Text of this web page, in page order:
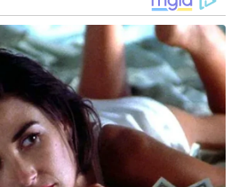
എസ്.എച്ച്.ഒ. ടി.പി.
നടത്തിയ അന്വേഷണ
എസ്.ഐ. ജീസ് മാത്യു,
ഉണ്ടായിരിന്നു.
Theft